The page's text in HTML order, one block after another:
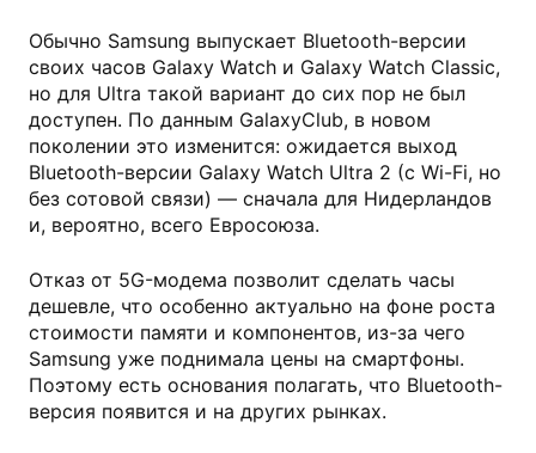
Обычно Samsung выпускает Bluetooth-версии
своих часов Galaxy Watch и Galaxy Watch Classic,
но для Ultra такой вариант до сих пор не был
доступен. По данным GalaxyClub, в новом
поколении это изменится: ожидается выход
Bluetooth-версии Galaxy Watch Ultra 2 (с Wi-Fi, но
без сотовой связи) — сначала для Нидерландов
и, вероятно, всего Евросоюза.
Отказ от 5G-модема позволит сделать часы
дешевле, что особенно актуально на фоне роста
стоимости памяти и компонентов, из-за чего
Samsung уже поднимала цены на смартфоны.
Поэтому есть основания полагать, что Bluetooth-
версия появится и на других рынках.